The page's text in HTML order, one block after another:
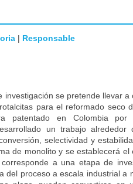
| Responsable
investigación se pretende llevar
para el reformado seco
patentado en Colombia
un trabajo
selectividad y
de monolito y se establecerá
a una etapa de
del proceso a escala industrial a